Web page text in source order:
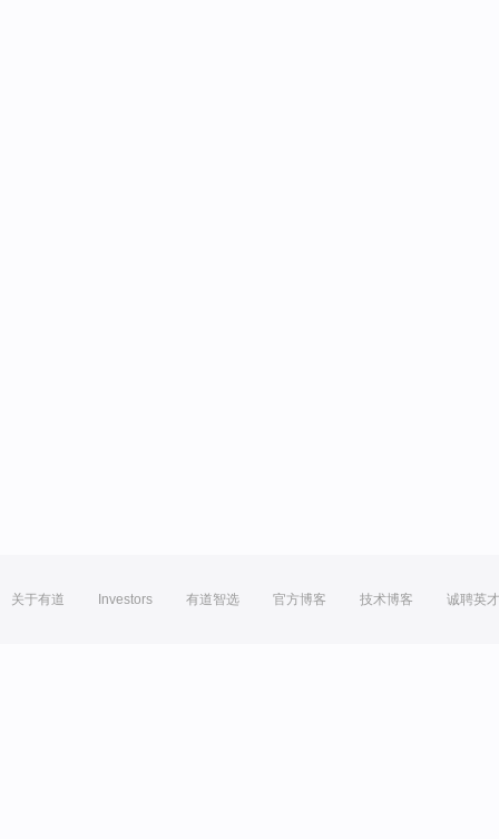
关于有道 Investors 有道智选 官方博客 技术博客 诚聘英才